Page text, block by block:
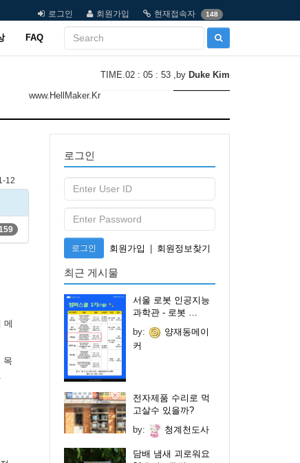
로그인 회원가입 현재접속자 148
FAQ
TIME.02 : 05 : 53 ,by Duke Kim
www.HellMaker.Kr
12
메
목
로그인
로그인 회원가입 회원정보찾기
최근 게시물
서울 로봇 인공지능
과학관 - 로봇 …
by:
양재동메이
커
전자제품 수리로 먹
고살수 있을까?
by:
청계천도사
담배 냄새 괴로워요